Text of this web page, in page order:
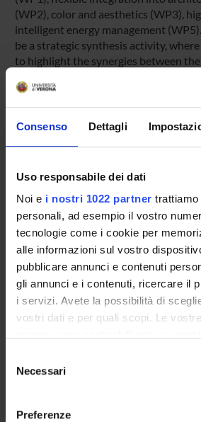
Consenso Dettagli
Uso responsabile dei dati
Noi e i nostri 1022 partner
personali, ad esempio il vostro
tecnologie come i cookie per
alle informazioni sul vostro
pubblicare annunci e contenuti
gli annunci e i contenuti, ricercare il
i servizi. Avete la possibilità di
vostri dati e per quali scopi. Le
modificare o revocare il proprio
momento dalla Dichiarazione sui
delNecessari
Preferenze
(WP2), color and aesthetics (WP3),
intelligent energy management
be a strategic synthesis activity,
to highlight the synergies between
according to the long-term objectives
The goal of this project is to serve as
creation of a long-term national
the national photovoltaic research
SPONSORS:
Università degli Studi di MILANO-
Funds:assigned and managed by the
PROJECT PARTICIPANTS
Alessandro Romeo
Full Professor
Fisica